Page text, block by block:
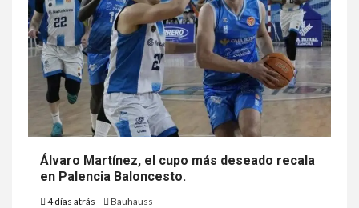
Álvaro Martínez, el cupo más deseado recala
en Palencia Baloncesto.
4 días atrás Bauhauss